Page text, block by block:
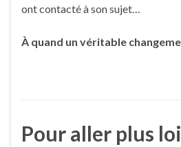
ont contacté à son sujet…
À quand un véritable
Pour aller plus